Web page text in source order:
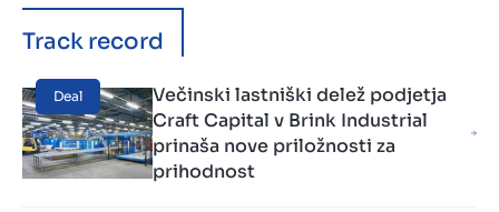
Track record
Deal
Večinski lastniški delež podjetja
Craft Capital v Brink Industrial
prinaša nove priložnosti za
prihodnost